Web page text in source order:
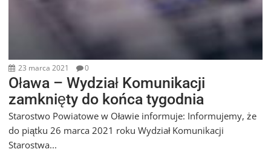
23 marca 2021 0
Oława – Wydział Komunikacji
zamknięty do końca tygodnia
Starostwo Powiatowe w Oławie informuje: Informujemy, że
do piątku 26 marca 2021 roku Wydział Komunikacji
Starostwa...